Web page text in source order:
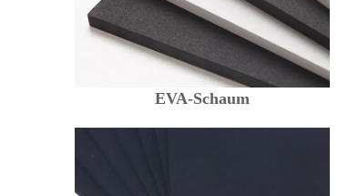
EVA-Schaum